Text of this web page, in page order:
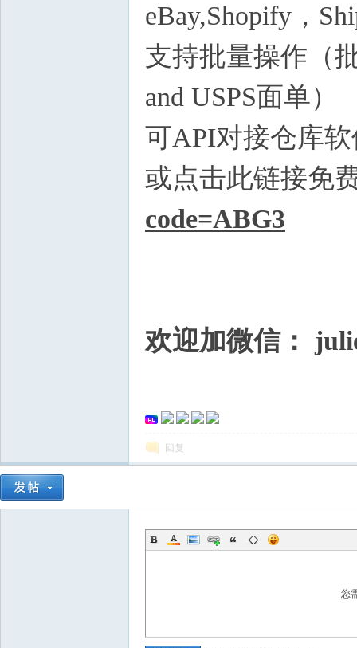
约
eBay,Shopify，
支持批量操作（
and USPS面单）
可API对接仓库
或点击此链接免
code=ABG3
欢迎加微信：
回复
您